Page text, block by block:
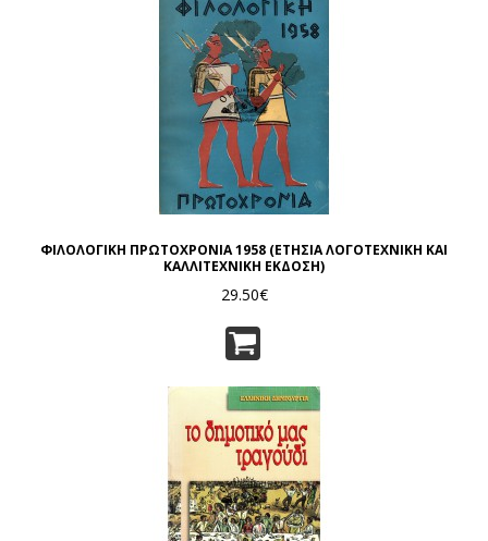
ΦΙΛΟΛΟΓΙΚΗ ΠΡΩΤΟΧΡΟΝΙΑ 1958 (ΕΤΗΣΙΑ ΛΟΓΟΤΕΧΝΙΚΗ ΚΑΙ
ΚΑΛΛΙΤΕΧΝΙΚΗ ΕΚΔΟΣΗ)
29.50€